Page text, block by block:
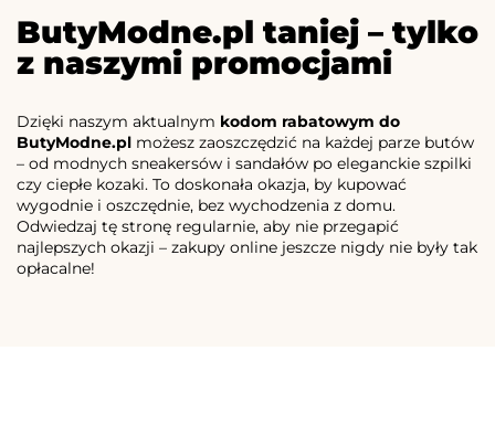
ButyModne.pl taniej – tylko
z naszymi promocjami
Dzięki naszym aktualnym kodom rabatowym do
ButyModne.pl możesz zaoszczędzić na każdej parze butów
– od modnych sneakersów i sandałów po eleganckie szpilki
czy ciepłe kozaki. To doskonała okazja, by kupować
wygodnie i oszczędnie, bez wychodzenia z domu.
Odwiedzaj tę stronę regularnie, aby nie przegapić
najlepszych okazji – zakupy online jeszcze nigdy nie były tak
opłacalne!